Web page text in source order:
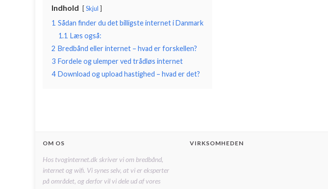
Indhold Skjul
1 Sådan finder du det billigste internet i Danmark
1.1 Læs også:
2 Bredbånd eller internet – hvad er forskellen?
3 Fordele og ulemper ved trådløs internet
4 Download og upload hastighed – hvad er det?
OM OS
Hos tvoginternet.dk skriver vi om bredbånd,
internet og wifi. Vi synes selv, at vi er eksperter
på området, og derfor vil vi dele ud af vores
VIRKSOMHEDEN